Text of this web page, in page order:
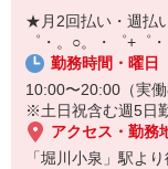
￣￣￣￣￣￣￣￣￣
自宅に居ながらスマ
オンライン面談なの
★月2回払い・週払
゜・。○。・゜+゜
勤務時間・曜日
10:00〜20:00（実働
※土日祝含む週5日
アクセス・勤務
「堀川小泉」駅よ